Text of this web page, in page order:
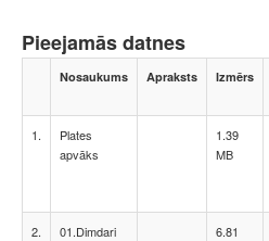
Pieejamās datnes
Nosaukums Apraksts Izmērs
1.
Plates
apvāks
1.39
MB
2.
01.Dimdari
6.81